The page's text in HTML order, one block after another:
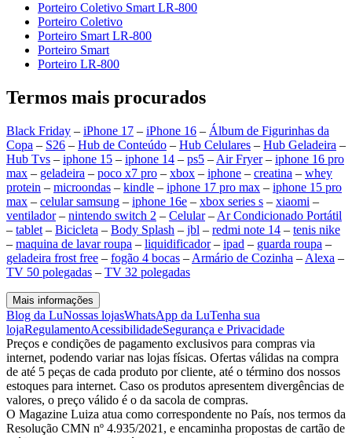
Porteiro Coletivo Smart LR-800
Porteiro Coletivo
Porteiro Smart LR-800
Porteiro Smart
Porteiro LR-800
Termos mais procurados
Black Friday – iPhone 17 – iPhone 16 – Álbum de Figurinhas da
Copa – S26 – Hub de Conteúdo – Hub Celulares – Hub Geladeira –
Hub Tvs – iphone 15 – iphone 14 – ps5 – Air Fryer– iphone 16 pro
max – geladeira – poco x7 pro – xbox – iphone – creatina – whey
protein – microondas – kindle – iphone 17 pro max – iphone 15 pro
max – celular samsung – iphone 16e – xbox series s – xiaomi –
ventilador– nintendo switch 2 – Celular– Ar Condicionado Portátil
– tablet – Bicicleta – Body Splash – jbl – redmi note 14 – tenis nike
– maquina de lavar roupa – liquidificador– ipad – guarda roupa –
geladeira frost free – fogão 4 bocas – Armário de Cozinha – Alexa –
TV 50 polegadas – TV 32 polegadas
Mais informações
Blog da LuNossas lojasWhatsApp da LuTenha sua
lojaRegulamentoAcessibilidadeSegurança e Privacidade
Preços e condições de pagamento exclusivos para compras via
internet, podendo variar nas lojas físicas. Ofertas válidas na compra
de até 5 peças de cada produto por cliente, até o término dos nossos
estoques para internet. Caso os produtos apresentem divergências de
valores, o preço válido é o da sacola de compras.
O Magazine Luiza atua como correspondente no País, nos termos da
Resolução CMN nº 4.935/2021, e encaminha propostas de cartão de